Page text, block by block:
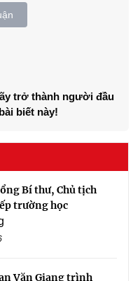
trở thành người đầu
biết này!
Bí thư, Chủ tịch
trường học
Văn Giang trình